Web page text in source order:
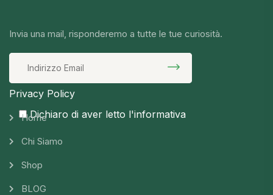
Invia una mail, risponderemo a tutte le tue curiosità.
Privacy Policy
Dichiaro di aver letto l'informativa
Home
Chi Siamo
Shop
BLOG